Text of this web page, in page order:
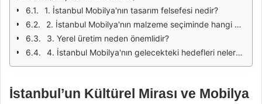
1. İstanbul Mobilya'nın tasarım felsefesi nedir?
2. İstanbul Mobilya'nın malzeme seçiminde hangi kriterler dikkate alınıyor?
3. Yerel üretim neden önemlidir?
4. İstanbul Mobilya'nın gelecekteki hedefleri nelerdir?
İstanbul’un Kültürel Mirası ve Mobilya